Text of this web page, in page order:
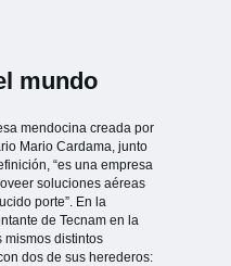
mundo
mendocina creada por
Mario Cardama, junto
“es una empresa
soluciones aéreas
porte”. En la
de Tecnam en la
mismos distintos
dos de sus herederos: